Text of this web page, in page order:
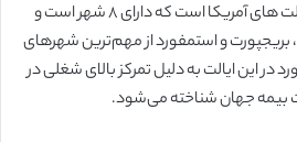
ایالت کنتیکت یکی دیگر از ایالت های آمریکا است که دارای ۸ شهر است و
بریجپورت و استمفورد از مهم‌ترین شهرهای
در این ایالت به دلیل تمرکز بالای شغلی در
بیمه جهان شناخته می‌شود.